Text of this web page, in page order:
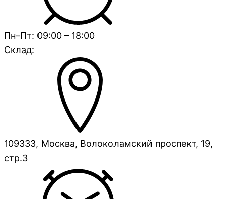
Пн–Пт: 09:00 – 18:00
Склад:
109333, Москва, Волоколамский проспект, 19,
стр.3